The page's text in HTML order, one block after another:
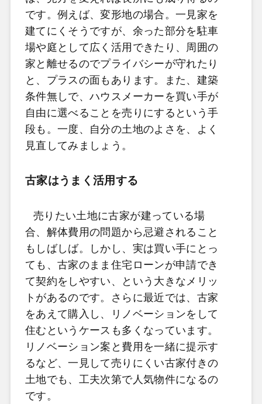
です。例えば、変形地の場合。一見家を
建てにくそうですが、余った部分を駐車
場や庭として広く活用できたり、周囲の
家と離せるのでプライバシーが守れたり
と、プラスの面もあります。また、建築
条件無しで、ハウスメーカーを買い手が
自由に選べることを売りにするという手
段も。一度、自分の土地のよさを、よく
見直してみましょう。
古家はうまく活用する
売りたい土地に古家が建っている場
合、解体費用の問題から忌避されること
もしばしば。しかし、実は買い手にとっ
ても、古家のまま住宅ローンが申請でき
て契約をしやすい、という大きなメリッ
トがあるのです。さらに最近では、古家
をあえて購入し、リノベーションをして
住むというケースも多くなっています。
リノベーション案と費用を一緒に提示す
るなど、一見して売りにくい古家付きの
土地でも、工夫次第で人気物件になるの
です。